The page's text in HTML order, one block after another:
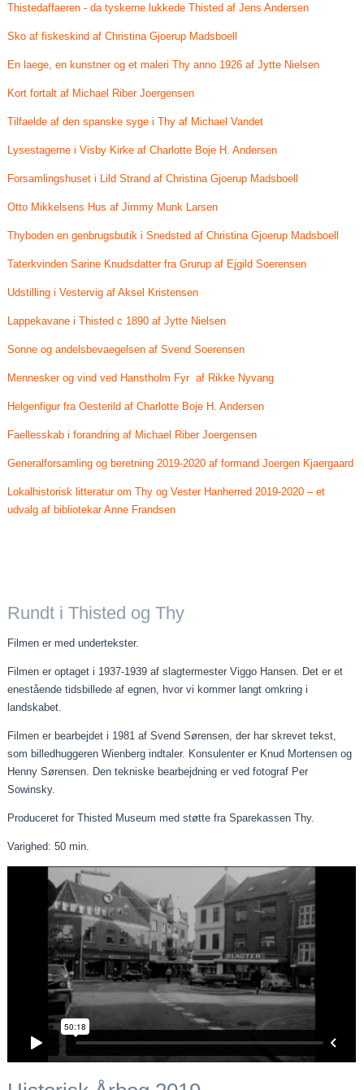
Thistedaffaeren - da tyskerne lukkede Thisted af Jens Andersen
Sko af fiskeskind af Christina Gjoerup Madsboell
En laege, en kunstner og et maleri Thy anno 1926 af Jytte Nielsen
Kort fortalt af Michael Riber Joergensen
Tilfaelde af den spanske syge i Thy af Michael Vandet
Lysestagerne i Visby Kirke af Charlotte Boje H. Andersen
Forsamlingshuset i Lild Strand af Christina Gjoerup Madsboell
Otto Mikkelsens Hus af Jimmy Munk Larsen
Thyboden en genbrugsbutik i Snedsted af Christina Gjoerup Madsboell
Taterkvinden Sarine Knudsdatter fra Grurup af Ejgild Soerensen
Udstilling i Vestervig af Aksel Kristensen
Lappekavane i Thisted c 1890 af Jytte Nielsen
Sonne og andelsbevaegelsen af Svend Soerensen
Mennesker og vind ved Hanstholm Fyr af Rikke Nyvang
Helgenfigur fra Oesterild af Charlotte Boje H. Andersen
Faellesskab i forandring af Michael Riber Joergensen
Generalforsamling og beretning 2019-2020 af formand Joergen Kjaergaard
Lokalhistorisk litteratur om Thy og Vester Hanherred 2019-2020 – et
udvalg af bibliotekar Anne Frandsen
Rundt i Thisted og Thy
Filmen er med undertekster.
Filmen er optaget i 1937-1939 af slagtermester Viggo Hansen. Det er et
enestående tidsbillede af egnen, hvor vi kommer langt omkring i
landskabet.
Filmen er bearbejdet i 1981 af Svend Sørensen, der har skrevet tekst,
som billedhuggeren Wienberg indtaler. Konsulenter er Knud Mortensen og
Henny Sørensen. Den tekniske bearbejdning er ved fotograf Per
Sowinsky.
Produceret for Thisted Museum med støtte fra Sparekassen Thy.
Varighed: 50 min.